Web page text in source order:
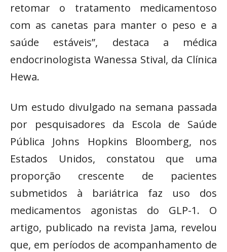
retomar o tratamento medicamentoso
com as canetas para manter o peso e a
saúde estáveis”, destaca a médica
endocrinologista Wanessa Stival, da Clínica
Hewa.
Um estudo divulgado na semana passada
por pesquisadores da Escola de Saúde
Pública Johns Hopkins Bloomberg, nos
Estados Unidos, constatou que uma
proporção crescente de pacientes
submetidos à bariátrica faz uso dos
medicamentos agonistas do GLP-1. O
artigo, publicado na revista Jama, revelou
que, em períodos de acompanhamento de